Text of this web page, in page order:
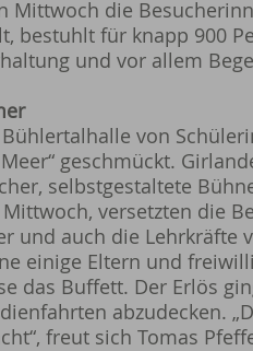
Mittwoch die
bestuhlt für knapp 900
und vor allem
von
geschmückt.
selbstgestaltete
versetzten die
und auch die Lehrkräfte
einige Eltern und
das Buffett. Der Erlös
abzudecken.
freut sich Tomas